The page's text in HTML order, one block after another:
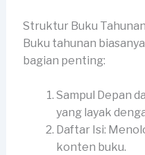
Struktur Buku Tahunan
Buku tahunan
bagian penting:
Sampul Depan
yang layak
Daftar Isi:
konten buku.